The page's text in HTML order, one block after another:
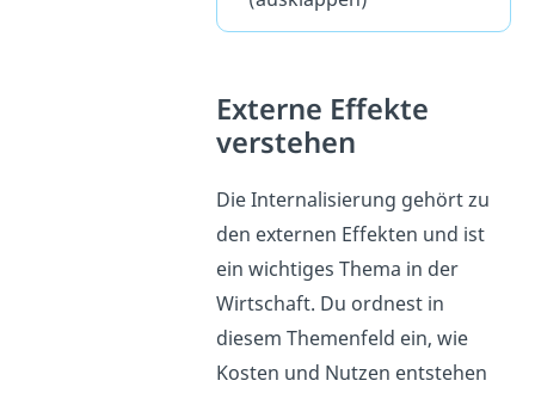
Externe Effekte
verstehen
Die Internalisierung gehört zu
den externen Effekten und ist
ein wichtiges Thema in der
Wirtschaft. Du ordnest in
diesem Themenfeld ein, wie
Kosten und Nutzen entstehen